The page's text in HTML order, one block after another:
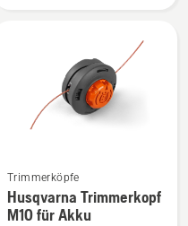
Mehr
Details
Trimmerköpfe
Husqvarna Trimmerkopf
M10 für Akku